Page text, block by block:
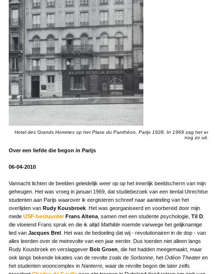
Hotel des Grands Hommes op het Place du Panthéon, Parijs 1928. In 1969 zag het er
nog zo uit.
Over een liefde die begon in Parijs
06-04-2010
Vannacht lichten de beelden geleidelijk weer op op het innerlijk beeldscherm van mijn
geheugen. Het was vroeg in januari 1969, dat studiebezoek van een tiental Utrechtse
studenten aan Parijs waarover ik eergisteren schreef naar aanleiding van het
overlijden van Rudy Kousbroek. Het was georganiseerd en voorbereid door mijn
mede USF-bestuurder Frans Altena, samen met een studente psychologie, Til D.
die vloeiend Frans sprak en die ik altijd Mathildenoemde vanwege het gelijknamige
lied van Jacques Brel. Het was de bedoeling dat wij - revolutionairen in de dop - van
alles leerden over de meirevolte van een jaar eerder. Dus toerden niet alleen langs
Rudy Kousbroek en verslaggever Bob Groen , die het hadden meegemaakt, maar
ook langs bekende lokaties van de revolte zoals de Sorbonne, het Odéon Theateren
het studenten wooncomplex in Nanterre, waar de revolte begon die later zelfs